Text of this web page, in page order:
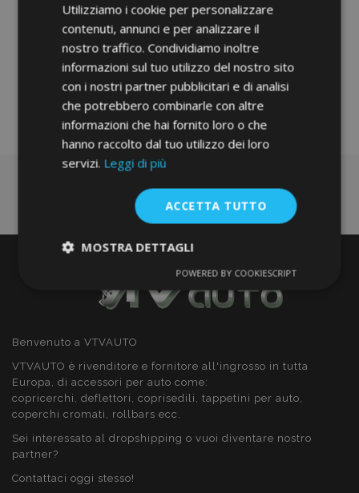
Aggiungi
alla
lista
desideri
Benvenuto a VTVAUTO
VTVAUTO è rivenditore e fornitore all'ingrosso in tutta
Europa, di accessori per auto come:
copricerchi, deflettori, coprisedili, tappetini per auto,
coperchi cromati, rollbars ecc.
Sei interessato al dropshipping o vuoi diventare nostro
partner?
Contattaci oggi stesso!
Utilizziamo i cookie per personalizzare
contenuti, annunci e per analizzare il
nostro traffico. Condividiamo inoltre
informazioni sul tuo utilizzo del nostro sito
con i nostri partner pubblicitari e di analisi
che potrebbero combinarle con altre
informazioni che hai fornito loro o che
hanno raccolto dal tuo utilizzo dei loro
servizi. Leggi di più
ACCETTA TUTTO
MOSTRA DETTAGLI
necessari
Performance
POWERED BY COOKIESCRIPT